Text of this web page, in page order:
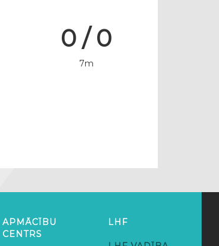
0 / 0
7m
APMĀCĪBU
CENTRS
LHF